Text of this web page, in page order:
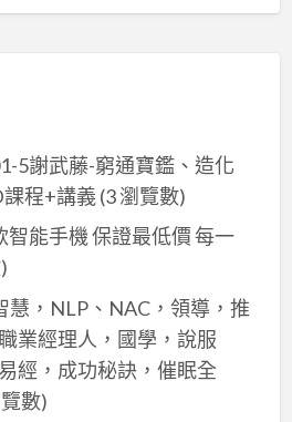
5謝武藤-窮通寶鑑、造化
程+講義 (3 瀏覽數)
智能手機 保證最低價 每一
慧，NLP、NAC，領導，推
業經理人，國學，說服
經，成功秘訣，催眠全
數)